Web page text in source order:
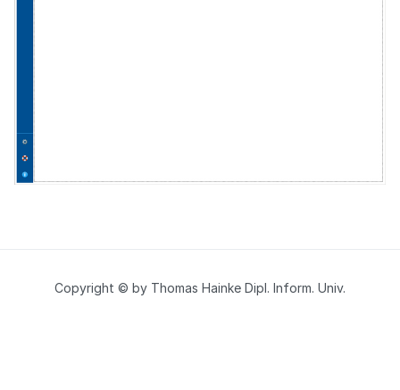
Copyright © by Thomas Hainke Dipl. Inform. Univ.